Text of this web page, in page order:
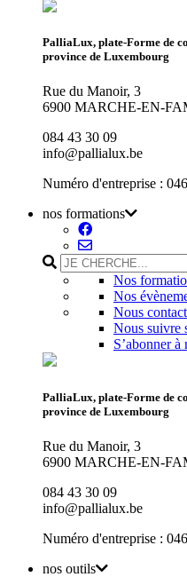
PalliaLux, plate-Forme de
province de Luxembourg
Rue du Manoir, 3
6900 MARCHE-EN-
084 43 30 09
info@pallialux.be
Numéro d'entreprise :
nos formations
Nos
Nos
Nous
Nous suivre
S’abonner
PalliaLux, plate-Forme de
province de Luxembourg
Rue du Manoir, 3
6900 MARCHE-EN-
084 43 30 09
info@pallialux.be
Numéro d'entreprise :
nos outils